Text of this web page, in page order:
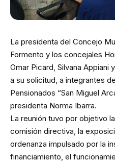
La presidenta del Concejo
Formento y los concejales
Omar Picard, Silvana Appiani
a su solicitud, a integrantes
Pensionados “San Miguel
presidenta Norma Ibarra.
La reunión tuvo por objetivo
comisión directiva, la
ordenanza impulsado por la
financiamiento, el